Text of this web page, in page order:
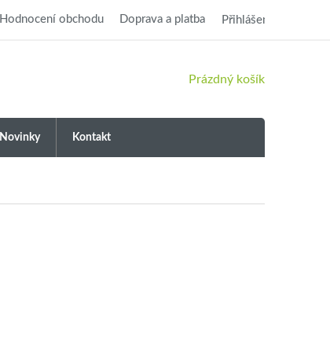
Hodnocení obchodu Doprava a platba Přihlášení
NÁKUPNÍ
Prázdný košík
Novinky Kontakt